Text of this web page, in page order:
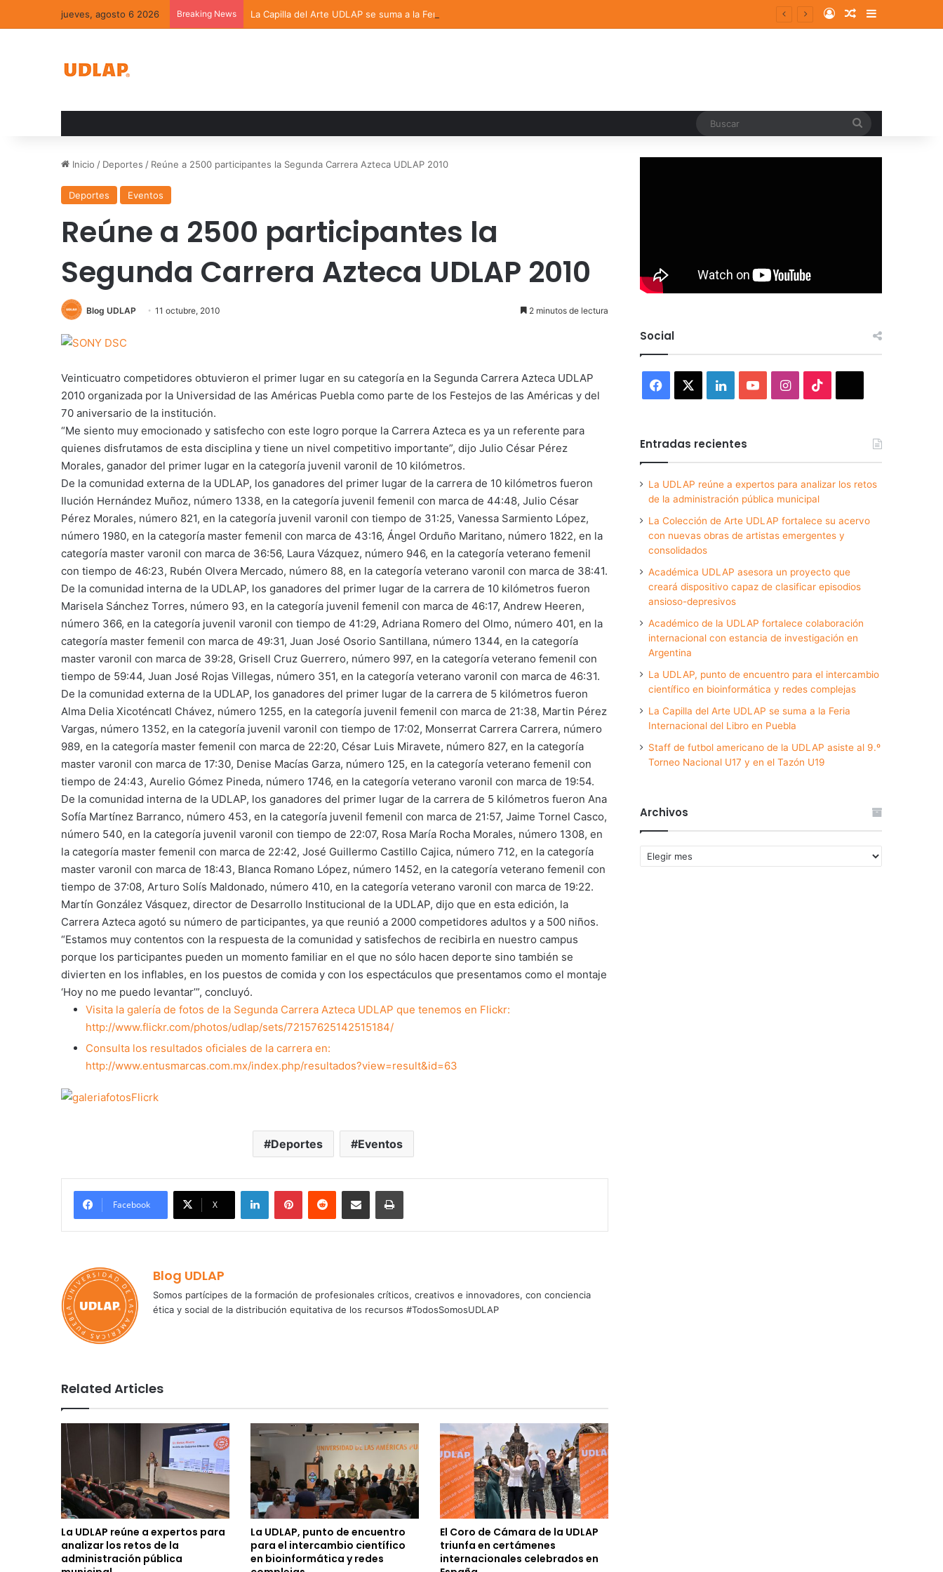
jueves, agosto 6 2026 Breaking News La Capilla del Arte UDLAP se suma a la Feria Internacional del Libro en Puebla Log InRandom Article
Sidebar
Inicio / Deportes / Reúne a 2500 participantes la Segunda Carrera Azteca UDLAP 2010
Deportes Eventos
Reúne a 2500 participantes la
Segunda Carrera Azteca UDLAP 2010
Blog UDLAP 11 octubre, 2010 2 minutos de lectura
Veinticuatro competidores obtuvieron el primer lugar en su categoría en la Segunda Carrera Azteca UDLAP
2010 organizada por la Universidad de las Américas Puebla como parte de los Festejos de las Américas y del
70 aniversario de la institución.
“Me siento muy emocionado y satisfecho con este logro porque la Carrera Azteca es ya un referente para
quienes disfrutamos de esta disciplina y tiene un nivel competitivo importante”, dijo Julio César Pérez
Morales, ganador del primer lugar en la categoría juvenil varonil de 10 kilómetros.
De la comunidad externa de la UDLAP, los ganadores del primer lugar de la carrera de 10 kilómetros fueron
Ilución Hernández Muñoz, número 1338, en la categoría juvenil femenil con marca de 44:48, Julio César
Pérez Morales, número 821, en la categoría juvenil varonil con tiempo de 31:25, Vanessa Sarmiento López,
número 1980, en la categoría master femenil con marca de 43:16, Ángel Orduño Maritano, número 1822, en la
categoría master varonil con marca de 36:56, Laura Vázquez, número 946, en la categoría veterano femenil
con tiempo de 46:23, Rubén Olvera Mercado, número 88, en la categoría veterano varonil con marca de 38:41.
De la comunidad interna de la UDLAP, los ganadores del primer lugar de la carrera de 10 kilómetros fueron
Marisela Sánchez Torres, número 93, en la categoría juvenil femenil con marca de 46:17, Andrew Heeren,
número 366, en la categoría juvenil varonil con tiempo de 41:29, Adriana Romero del Olmo, número 401, en la
categoría master femenil con marca de 49:31, Juan José Osorio Santillana, número 1344, en la categoría
master varonil con marca de 39:28, Grisell Cruz Guerrero, número 997, en la categoría veterano femenil con
tiempo de 59:44, Juan José Rojas Villegas, número 351, en la categoría veterano varonil con marca de 46:31.
De la comunidad externa de la UDLAP, los ganadores del primer lugar de la carrera de 5 kilómetros fueron
Alma Delia Xicoténcatl Chávez, número 1255, en la categoría juvenil femenil con marca de 21:38, Martin Pérez
Vargas, número 1352, en la categoría juvenil varonil con tiempo de 17:02, Monserrat Carrera Carrera, número
989, en la categoría master femenil con marca de 22:20, César Luis Miravete, número 827, en la categoría
master varonil con marca de 17:30, Denise Macías Garza, número 125, en la categoría veterano femenil con
tiempo de 24:43, Aurelio Gómez Pineda, número 1746, en la categoría veterano varonil con marca de 19:54.
De la comunidad interna de la UDLAP, los ganadores del primer lugar de la carrera de 5 kilómetros fueron Ana
Sofía Martínez Barranco, número 453, en la categoría juvenil femenil con marca de 21:57, Jaime Tornel Casco,
número 540, en la categoría juvenil varonil con tiempo de 22:07, Rosa María Rocha Morales, número 1308, en
la categoría master femenil con marca de 22:42, José Guillermo Castillo Cajica, número 712, en la categoría
master varonil con marca de 18:43, Blanca Romano López, número 1452, en la categoría veterano femenil con
tiempo de 37:08, Arturo Solís Maldonado, número 410, en la categoría veterano varonil con marca de 19:22.
Martín González Vásquez, director de Desarrollo Institucional de la UDLAP, dijo que en esta edición, la
Carrera Azteca agotó su número de participantes, ya que reunió a 2000 competidores adultos y a 500 niños.
“Estamos muy contentos con la respuesta de la comunidad y satisfechos de recibirla en nuestro campus
porque los participantes pueden un momento familiar en el que no sólo hacen deporte sino también se
divierten en los inflables, en los puestos de comida y con los espectáculos que presentamos como el montaje
‘Hoy no me puedo levantar’”, concluyó.
Visita la galería de fotos de la Segunda Carrera Azteca UDLAP que tenemos en Flickr:
http://www.flickr.com/photos/udlap/sets/72157625142515184/
Consulta los resultados oficiales de la carrera en:
http://www.entusmarcas.com.mx/index.php/resultados?view=result&id=63
Deportes Eventos
Facebook X
LinkedInPinterestReddit Share via Email Print
Blog UDLAP
Somos partícipes de la formación de profesionales críticos, creativos e innovadores, con conciencia
ética y social de la distribución equitativa de los recursos #TodosSomosUDLAP
Related Articles
La UDLAP reúne a expertos para
analizar los retos de la
administración pública
La UDLAP, punto de encuentro
para el intercambio científico
en bioinformática y redes
El Coro de Cámara de la UDLAP
triunfa en certámenes
internacionales celebrados en
Social
Facebook LinkedInYouTubeInstagram
Entradas recientes
La UDLAP reúne a expertos para analizar los retos
de la administración pública municipal
La Colección de Arte UDLAP fortalece su acervo
con nuevas obras de artistas emergentes y
consolidados
Académica UDLAP asesora un proyecto que
creará dispositivo capaz de clasificar episodios
ansioso-depresivos
Académico de la UDLAP fortalece colaboración
internacional con estancia de investigación en
Argentina
La UDLAP, punto de encuentro para el intercambio
científico en bioinformática y redes complejas
La Capilla del Arte UDLAP se suma a la Feria
Internacional del Libro en Puebla
Staff de futbol americano de la UDLAP asiste al 9.º
Torneo Nacional U17 y en el Tazón U19
Archivos
Archivos